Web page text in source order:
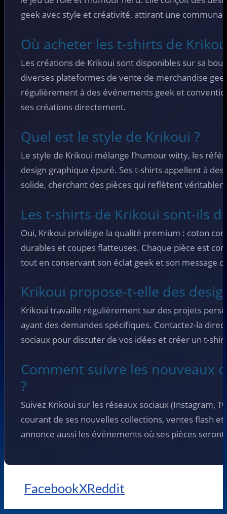
geek avec style et créativité, attirant une
Où acheter les t-shirts de
Les créations de Krikoui sont disponibles sur sa
diverses plateformes de vente de merchandise
régulièrement à des événements geek et
ses créations directement.
Quel est le style de Krikoui ?
Le style de Krikoui mélange l’humour witty, les
design graphique épuré. Ses t-shirts appellent à
solide, cherchant des pièces qui reflètent
Les t-shirts de Krikoui sont-ils
Oui, Krikoui privilégie la qualité premium : coton
durables et coupes flatteuses. Chaque pièce est
tout en conservant son éclat geek et son message
Krikoui propose-t-elle des
Krikoui travaille régulièrement sur des projets
ayant des demandes spécifiques. Contactez-la
sociaux pour discuter de vos idées et créer un t-
Comment suivre les nouveaux
?
Suivez Krikoui sur les réseaux sociaux (Instagram,
courant de ses nouvelles collections, ventes flash
annonce aussi les événements où ses pièces
FacebookXReddit